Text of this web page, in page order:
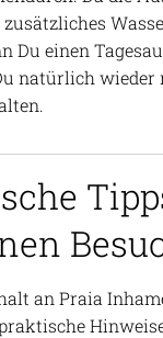
Du einen
natürlich wieder
an Praia